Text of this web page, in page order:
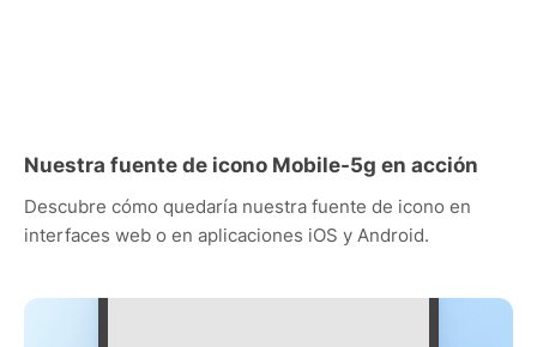
Nuestra fuente de icono Mobile-5g en acción
Descubre cómo quedaría nuestra fuente de icono en
interfaces web o en aplicaciones iOS y Android.